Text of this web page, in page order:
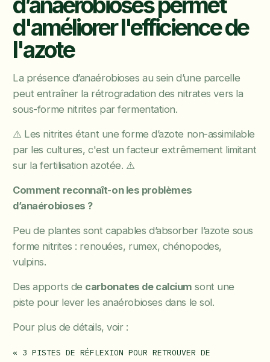
d'améliorer l'efficience de
l'azote
La présence d’anaérobioses au sein d’une parcelle
peut entraîner la rétrogradation des nitrates vers la
sous-forme nitrites par fermentation.
⚠️ Les nitrites étant une forme d’azote non-assimilable
par les cultures, c'est un facteur extrêmement limitant
sur la fertilisation azotée. ⚠️
Comment reconnaît-on les problèmes
d’anaérobioses ?
Peu de plantes sont capables d’absorber l’azote sous
forme nitrites : renouées, rumex, chénopodes,
vulpins.
Des apports de carbonates de calcium sont une
piste pour lever les anaérobioses dans le sol.
Pour plus de détails, voir :
« 3 PISTES DE RÉFLEXION POUR RETROUVER DE